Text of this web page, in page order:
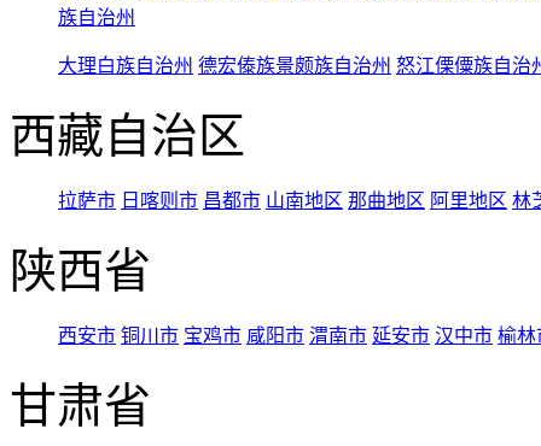
族自治州
大理白族自治州 德宏傣族景颇族自治州 怒江傈僳族自治
西藏自治区
拉萨市 日喀则市 昌都市 山南地区 那曲地区 阿里地区 林
陕西省
西安市 铜川市 宝鸡市 咸阳市 渭南市 延安市 汉中市 榆林
甘肃省